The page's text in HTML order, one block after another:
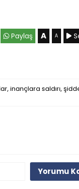
Paylaş A A
inançlara saldırı,
Yorumu